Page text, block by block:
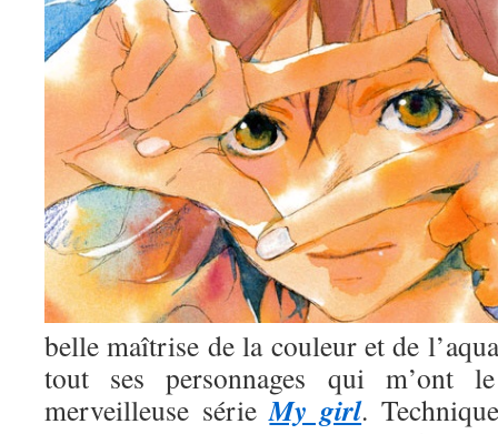
belle maîtrise de la couleur et de
tout ses personnages qui m’ont
merveilleuse sérieMy girl.